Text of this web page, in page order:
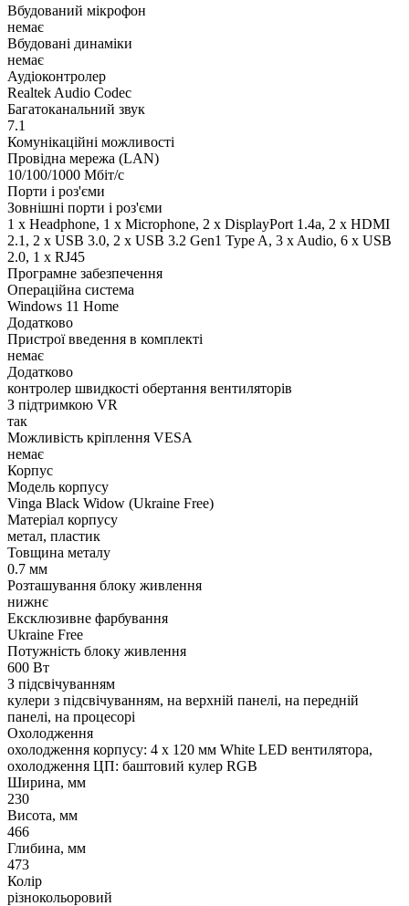
Вбудований мікрофон
немає
Вбудовані динаміки
немає
Аудіоконтролер
Realtek Audio Codec
Багатоканальний звук
7.1
Комунікаційні можливості
Провідна мережа (LAN)
10/100/1000 Мбіт/с
Порти і роз'єми
Зовнішні порти і роз'єми
1 x Нeadphone, 1 х Microphone, 2 x DisplayPort 1.4a, 2 x HDMI
2.1, 2 x USB 3.0, 2 x USB 3.2 Gen1 Type A, 3 x Audio, 6 x USB
2.0, 1 x RJ45
Програмне забезпечення
Операційна система
Windows 11 Home
Додатково
Пристрої введення в комплекті
немає
Додатково
контролер швидкості обертання вентиляторів
З підтримкою VR
так
Можливість кріплення VESA
немає
Корпус
Модель корпусу
Vinga Black Widow (Ukraine Free)
Матеріал корпусу
метал, пластик
Товщина металу
0.7 мм
Розташування блоку живлення
нижнє
Ексклюзивне фарбування
Ukraine Free
Потужність блоку живлення
600 Вт
З підсвічуванням
кулери з підсвічуванням, на верхній панелі, на передній
панелі, на процесорі
Охолодження
охолодження корпусу: 4 x 120 мм White LED вентилятора,
охолодження ЦП: баштовий кулер RGB
Ширина, мм
230
Висота, мм
466
Глибина, мм
473
Колір
різнокольоровий